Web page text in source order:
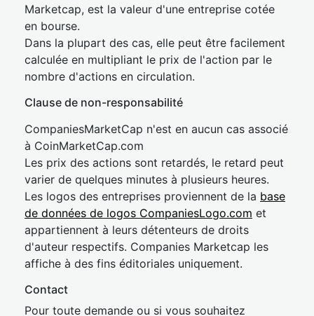
Marketcap, est la valeur d'une entreprise cotée
en bourse.
Dans la plupart des cas, elle peut être facilement
calculée en multipliant le prix de l'action par le
nombre d'actions en circulation.
Clause de non-responsabilité
CompaniesMarketCap n'est en aucun cas associé
à CoinMarketCap.com
Les prix des actions sont retardés, le retard peut
varier de quelques minutes à plusieurs heures.
Les logos des entreprises proviennent de la base
de données de logos CompaniesLogo.com et
appartiennent à leurs détenteurs de droits
d'auteur respectifs. Companies Marketcap les
affiche à des fins éditoriales uniquement.
Contact
Pour toute demande ou si vous souhaitez